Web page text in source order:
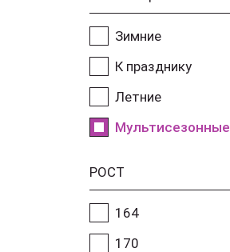
Зимние
К празднику
Летние
Мультисезонные
РОСТ
164
170